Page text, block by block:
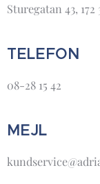
Sturegatan 43,
TELEFON
08-28 15 42
MEJL